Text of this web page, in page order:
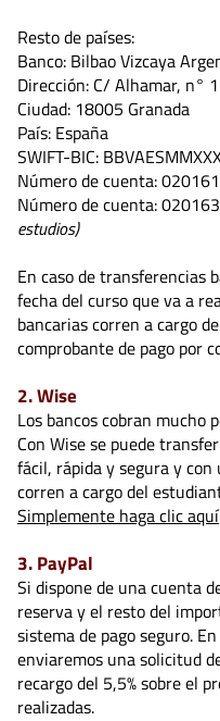
Resto de países:
Banco: Bilbao Vizcaya
Dirección: C/ Alhamar, n°
Ciudad: 18005 Granada
País: España
SWIFT-BIC:
Número de cuenta:
Número de cuenta:
estudios)
En caso de transferencias
fecha del curso que va a
bancarias corren a cargo
comprobante de pago por
2. Wise
Los bancos cobran mucho
Con Wise se puede
fácil, rápida y segura y con
corren a cargo del
Simplemente haga clic aquí
3. PayPal
Si dispone de una cuenta
reserva y el resto del
sistema de pago seguro.
enviaremos una solicitud
recargo del 5,5% sobre el
realizadas.